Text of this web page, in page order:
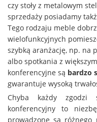
czy stoły z metalowym
sprzedaży posiadamy
Tego rodzaju meble
wielofunkcyjnych
szybką aranżację, np. na
albo spotkania z
konferencyjne są bardzo
gwarantuje wysoką
Chyba każdy zgodzi
konferencyjny to
prowadzone są różnego